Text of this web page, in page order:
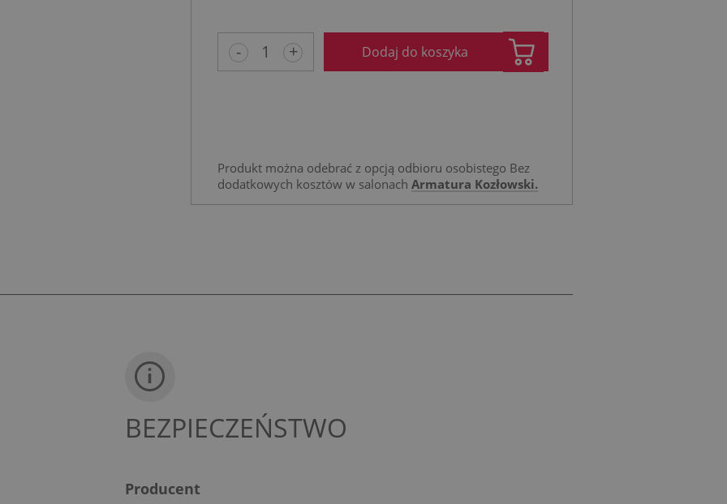
- + Dodaj do koszyka
Produkt można odebrać z opcją odbioru osobistego Bez
dodatkowych kosztów w salonachArmatura Kozłowski.
BEZPIECZEŃSTWO
Producent